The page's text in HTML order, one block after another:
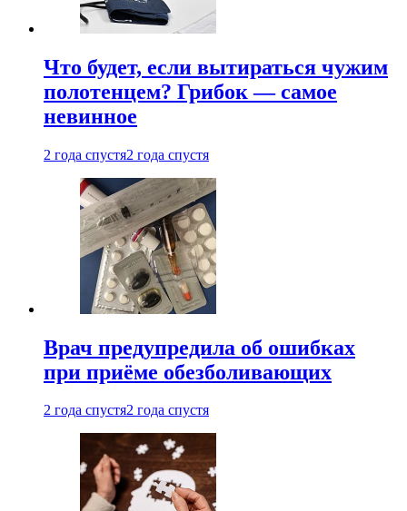
Что будет, если вытираться чужим
полотенцем? Грибок — самое
невинное
2 года спустя2 года спустя
Врач предупредила об ошибках
при приëме обезболивающих
2 года спустя2 года спустя